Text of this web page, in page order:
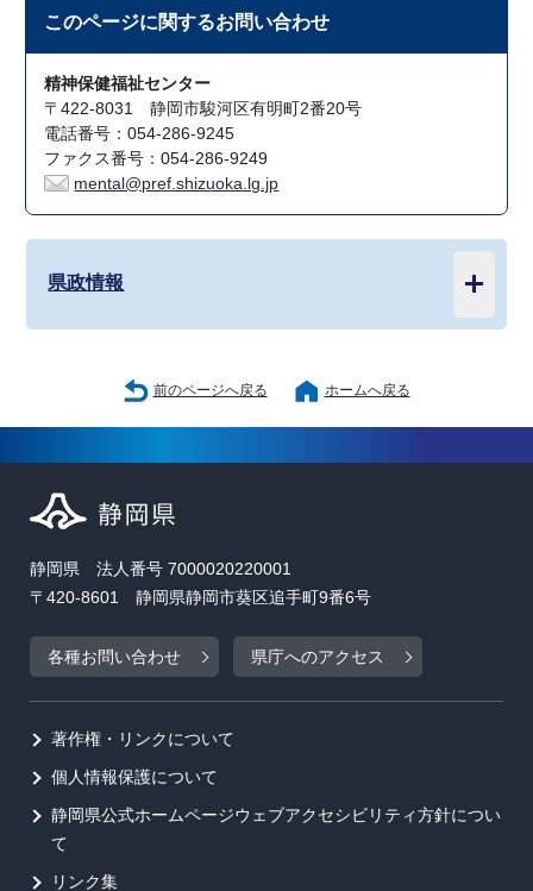
このページに関するお問い合わせ
精神保健福祉センター
〒422-8031 静岡市駿河区有明町2番20号
電話番号：054-286-9245
ファクス番号：054-286-9249
mental@pref.shizuoka.lg.jp
県政情報
前のページへ戻る ホームへ戻る
静岡県 法人番号 7000020220001
〒420-8601 静岡県静岡市葵区追手町9番6号
各種お問い合わせ 県庁へのアクセス
著作権・リンクについて
個人情報保護について
静岡県公式ホームページウェブアクセシビリティ方針につい
て
リンク集